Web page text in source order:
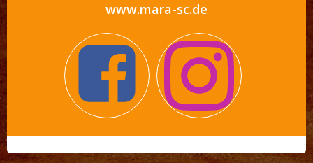
www.mara-sc.de